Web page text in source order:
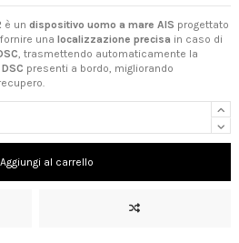
è un dispositivo uomo a mare AIS progettato
una localizzazione precisa in caso di
, trasmettendo automaticamente la
DSC presenti a bordo, migliorando
Aggiungi al carrello